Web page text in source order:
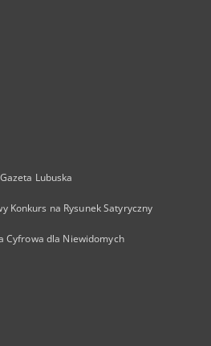
Lubuska
Konkurs na Rysunek Satyryczny
Cyfrowa dla Niewidomych